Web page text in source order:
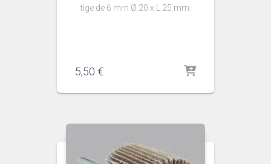
tige de 6 mm Ø 20 x L 25 mm.
5,50 €